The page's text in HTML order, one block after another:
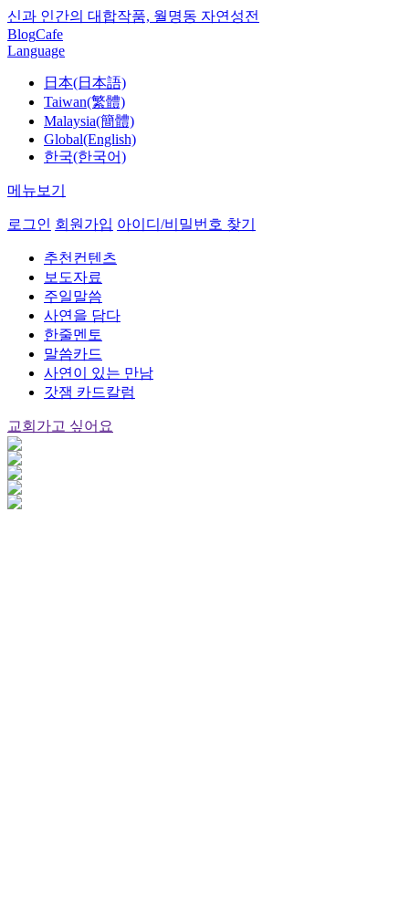
신과 인간의 대합작품, 월명동 자연성전
BlogCafe
Language
日本(日本語)
Taiwan(繁體)
Malaysia(簡體)
Global(English)
한국(한국어)
메뉴보기
로그인 회원가입 아이디/비밀번호 찾기
추천컨텐츠
보도자료
주일말씀
사연을 담다
한줄멘토
말씀카드
사연이 있는 만남
갓잼 카드칼럼
교회가고 싶어요